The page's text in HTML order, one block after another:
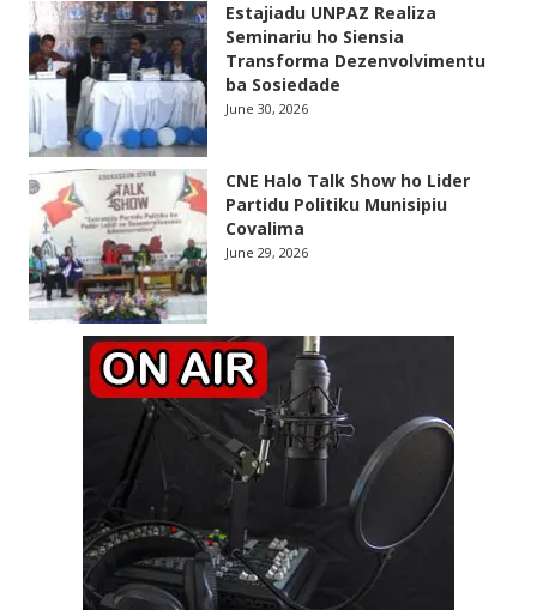
Estajiadu UNPAZ Realiza
Seminariu ho Siensia
Transforma Dezenvolvimentu
ba Sosiedade
June 30, 2026
CNE Halo Talk Show ho Lider
Partidu Politiku Munisipiu
Covalima
June 29, 2026